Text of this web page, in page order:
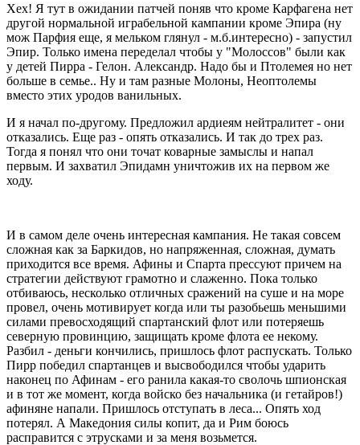
Хех! Я тут в ожидании патчей поняв что кроме Карфагена нет
другой нормальной играбельной кампании кроме Эпира (ну
мож Парфия еще, я мельком глянул - м.б.интересно) - запустил
Эпир. Только имена переделал чтобы у "Молоссов" были как
у детей Пирра - Гелон. Александр. Надо бы и Птолемея но нет
больше в семье.. Ну и там разные Молоны, Неоптолемы
вместо этих уродов ванильных.
И я начал по-другому. Предложил ардиеям нейтралитет - они
отказались. Еще раз - опять отказались. И так до трех раз.
Тогда я понял что они точат коварные замыслы и напал
первым. И захватил Эпидамн уничтожив их на первом же
ходу.
И в самом деле очень интересная кампания. Не такая совсем
сложная как за Баркидов, но напряженная, сложная, думать
приходится все время. Афины и Спарта прессуют причем на
стратегии действуют грамотно и слаженно. Пока только
отбиваюсь, несколько отличных сражений на суше и на море
провел, очень мотивирует когда или ты разобьешь меньшими
силами превосходящий спартанский флот или потеряешь
северную провинцию, защищать кроме флота ее некому.
Разбил - деньги кончились, пришлось флот распускать. Только
Пирр победил спартанцев и высвободился чтобы ударить
наконец по Афинам - его ранила какая-то сволочь шпионская
и в тот же момент, когда войско без начальника (и гетайров!)
афиняне напали. Пришлось отступать в леса... Опять ход
потерял. А Македония силы копит, да и Рим боюсь
расправится с этрусками и за меня возьмется.